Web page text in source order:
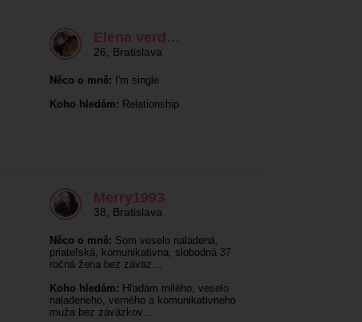
Elena verd…
26 Bratislava
Něco o mně: I'm single
Koho hledám: Relationship
Merry1993
38 Bratislava
Něco o mně: Som veselo naladená,
priateľská, komunikativna, slobodná 37
ročná žena bez záväz…
Koho hledám: Hľadám milého, veselo
naladeneho, verného a komunikativneho
muža bez záväzkov…